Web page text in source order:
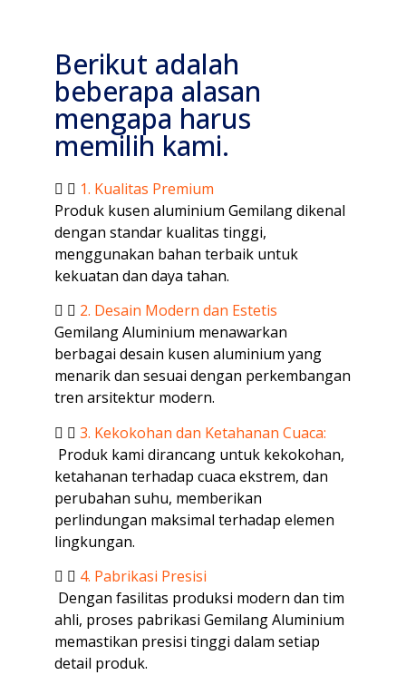
Berikut adalah
beberapa alasan
mengapa harus
memilih kami.
1. Kualitas Premium
Produk kusen aluminium Gemilang dikenal
dengan standar kualitas tinggi,
menggunakan bahan terbaik untuk
kekuatan dan daya tahan.
2. Desain Modern dan Estetis
Gemilang Aluminium menawarkan
berbagai desain kusen aluminium yang
menarik dan sesuai dengan perkembangan
tren arsitektur modern.
3. Kekokohan dan Ketahanan Cuaca:
Produk kami dirancang untuk kekokohan,
ketahanan terhadap cuaca ekstrem, dan
perubahan suhu, memberikan
perlindungan maksimal terhadap elemen
lingkungan.
4. Pabrikasi Presisi
Dengan fasilitas produksi modern dan tim
ahli, proses pabrikasi Gemilang Aluminium
memastikan presisi tinggi dalam setiap
detail produk.